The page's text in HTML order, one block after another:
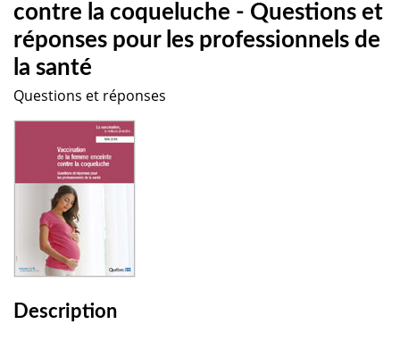
contre la coqueluche - Questions et
réponses pour les professionnels de
la santé
Questions et réponses
Description